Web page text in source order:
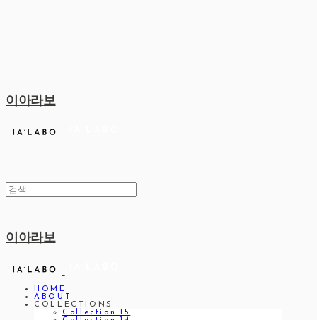
이아라보
이아라보
HOME
ABOUT
COLLECTIONS
Collection 15